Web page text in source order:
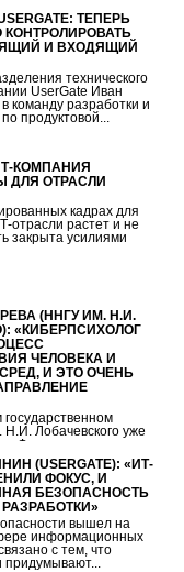
ТЕПЕРЬ
КОНТРОЛИРОВАТЬ
И ВХОДЯЩИЙ
технического
UserGate Иван
команду разработки и
продуктовой...
КОМПАНИЯ
ДЛЯ ОТРАСЛИ
кадрах для
отрасли растет и не
закрыта усилиями
(ННГУ ИМ. Н.И.
«КИБЕРПСИХОЛОГ
ЧЕЛОВЕКА И
И ЭТО ОЧЕНЬ
Н.И. Лобачевского уже
Факультета
(USERGATE): «ИТ-
ФОКУС, И
БЕЗОПАСНОСТЬ
вышел на
информационных
с тем, что